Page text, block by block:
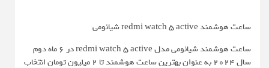
ساعت هوشمند redmi watch 5 active شیائومی
ساعت هوشمند شیائومی مدل redmi watch 5 active در 6 ماه دوم
سال 2024 به عنوان بهترین ساعت هوشمند تا 2 میلیون تومان انتخاب